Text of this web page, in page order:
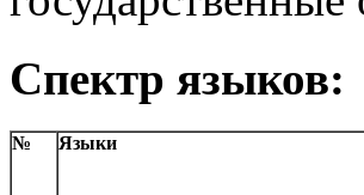
Спектр языков:
№
Языки